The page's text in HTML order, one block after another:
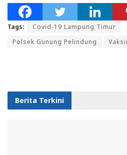
Tags:
Covid-19 Lampung Timur
Polsek Gunung Pelindung
Berita Terkini